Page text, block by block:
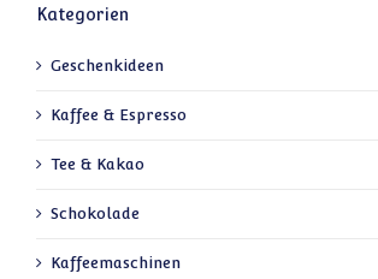
Kategorien
Geschenkideen
Kaffee & Espresso
Tee & Kakao
Schokolade
Kaffeemaschinen